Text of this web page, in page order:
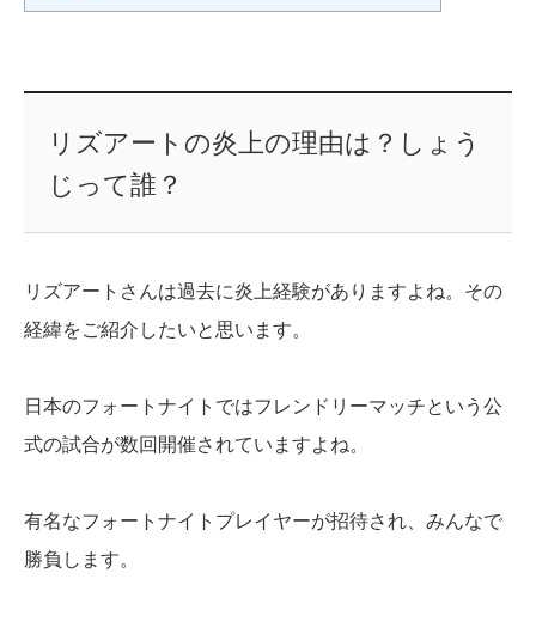
リズアートの炎上の理由は？しょう
じって誰？
リズアートさんは過去に炎上経験がありますよね。その
経緯をご紹介したいと思います。
日本のフォートナイトではフレンドリーマッチという公
式の試合が数回開催されていますよね。
有名なフォートナイトプレイヤーが招待され、みんなで
勝負します。